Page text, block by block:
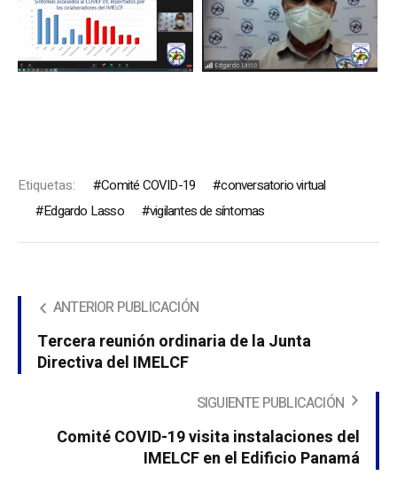
Etiquetas: Comité COVID-19
conversatorio virtual
Edgardo Lasso
vigilantes de síntomas
ANTERIOR PUBLICACIÓN
Tercera reunión ordinaria de la Junta
Directiva del IMELCF
SIGUIENTE PUBLICACIÓN
Comité COVID-19 visita instalaciones del
IMELCF en el Edificio Panamá